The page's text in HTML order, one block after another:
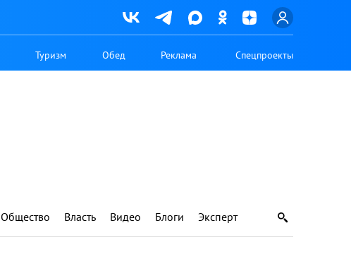
Туризм Обед Реклама Спецпроекты
Общество Власть Видео Блоги Эксперт